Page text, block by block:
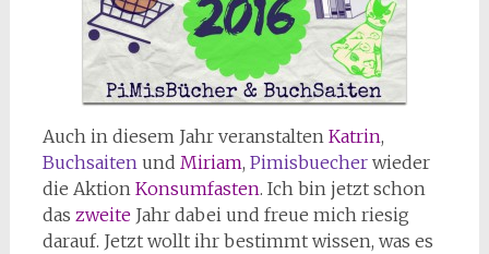
Auch in diesem Jahr veranstalten Katrin,
Buchsaiten und Miriam, Pimisbuecherwieder
die Aktion Konsumfasten. Ich bin jetzt schon
das zweiteJahr dabei und freue mich riesig
darauf. Jetzt wollt ihr bestimmt wissen, was es